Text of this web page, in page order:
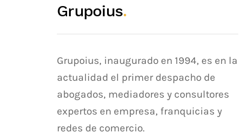
Grupoius.
Grupoius, inaugurado en 1994, es en la
actualidad el primer despacho de
abogados, mediadores y consultores
expertos en empresa, franquicias y
redes de comercio.